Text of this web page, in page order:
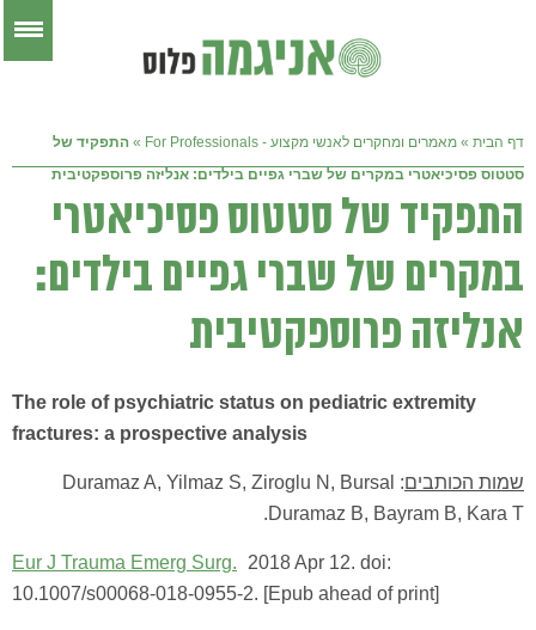
דף הבית » מאמרים ומחקרים לאנשי מקצוע - For Professionals » התפקיד של
סטטוס פסיכיאטרי במקרים של שברי גפיים בילדים: אנליזה פרוספקטיבית
התפקיד של סטטוס פסיכיאטרי
במקרים של שברי גפיים בילדים:
אנליזה פרוספקטיבית
The role of psychiatric status on pediatric extremity
fractures: a prospective analysis
שמות הכותבים
: Duramaz A, Yilmaz S, Ziroglu N, Bursal
Duramaz B, Bayram B, Kara T.
Eur J Trauma Emerg Surg.
2018 Apr 12. doi:
10.1007/s00068-018-0955-2. [Epub ahead of print]